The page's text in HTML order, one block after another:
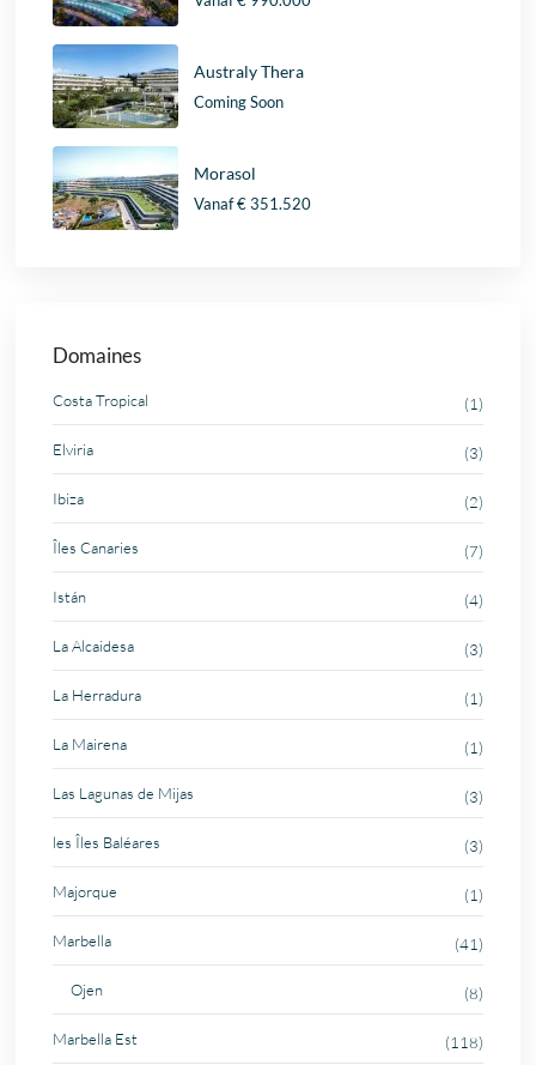
Australy Thera
Coming Soon
Morasol
Vanaf€ 351.520
Domaines
Costa Tropical (1)
Elviria (3)
Ibiza (2)
Îles Canaries (7)
Istán (4)
La Alcaidesa (3)
La Herradura (1)
La Mairena (1)
Las Lagunas de Mijas (3)
les Îles Baléares (3)
Majorque (1)
Marbella (41)
Ojen (8)
Marbella Est (118)